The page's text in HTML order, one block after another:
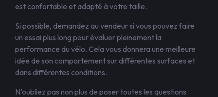
est confortable et adapté à votre taille.
Si possible, demandez au vendeur si vous pouvez faire
un essai plus long pour évaluer pleinement la
performance du vélo. Cela vous donnera une meilleure
idée de son comportement sur différentes surfaces et
dans différentes conditions.
N’oubliez pas non plus de poser toutes les questions